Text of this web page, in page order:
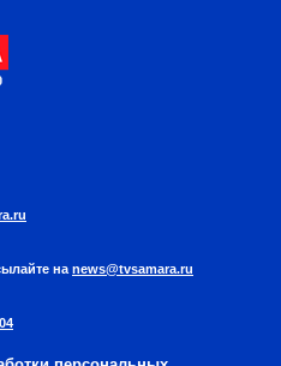
на news@tvsamara.ru